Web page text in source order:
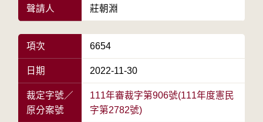
聲請人 莊朝淵
項次 6654
日期 2022-11-30
裁定字號／
原分案號
111年審裁字第906號(111年度憲民
字第2782號)